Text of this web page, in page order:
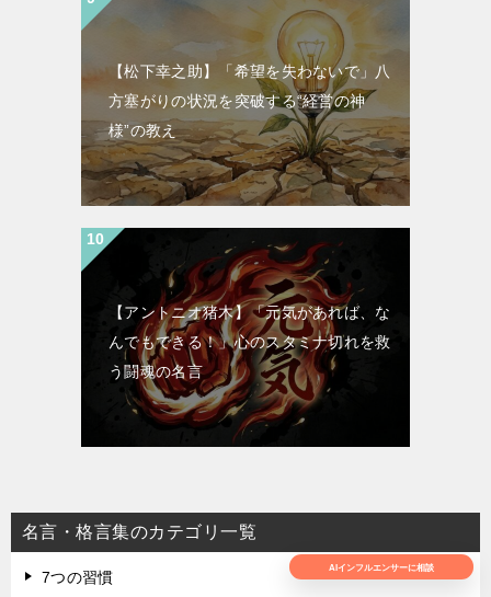
【松下幸之助】「希望を失わないで」八
方塞がりの状況を突破する“経営の神
様”の教え
【アントニオ猪木】「元気があれば、な
んでもできる！」心のスタミナ切れを救
う闘魂の名言
名言・格言集のカテゴリ一覧
7つの習慣
AIインフルエンサーに相談